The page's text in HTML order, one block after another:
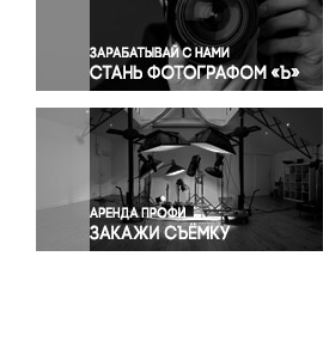
Правосудие
Происшествия и конфликты
Религия
Светская жизнь
Спорт
Экология
Экономика и бизнес